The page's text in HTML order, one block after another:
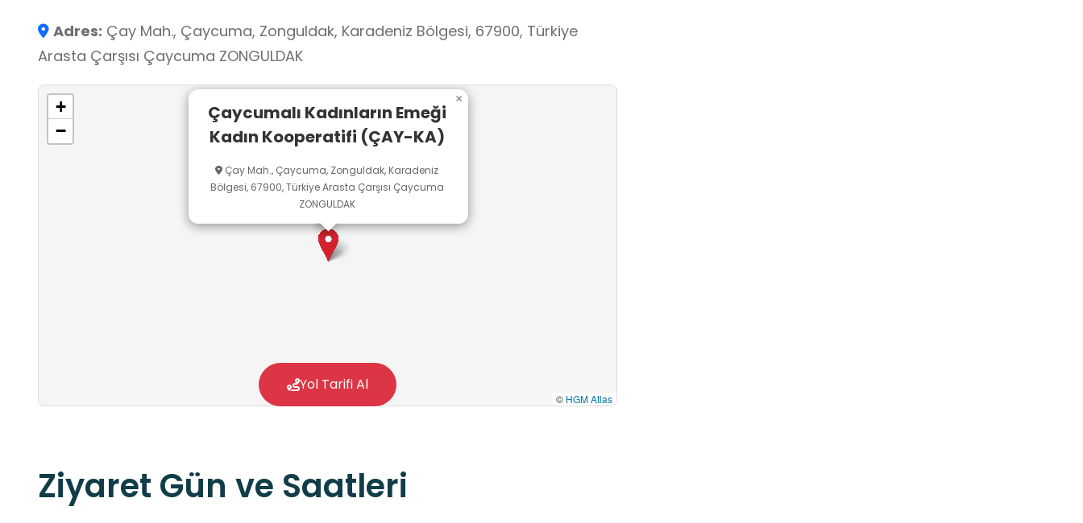
Adres: Çay Mah., Çaycuma, Zonguldak, Karadeniz Bölgesi, 67900, Türkiye
Arasta Çarşısı Çaycuma ZONGULDAK
Çaycumalı Kadınların Emeği
Kadın Kooperatifi (ÇAY-KA)
Çay Mah., Çaycuma, Zonguldak, Karadeniz
Bölgesi, 67900, Türkiye Arasta Çarşısı Çaycuma
ZONGULDAK
×
+
−
© HGM Atlas
Yol Tarifi Al
Ziyaret Gün ve Saatleri